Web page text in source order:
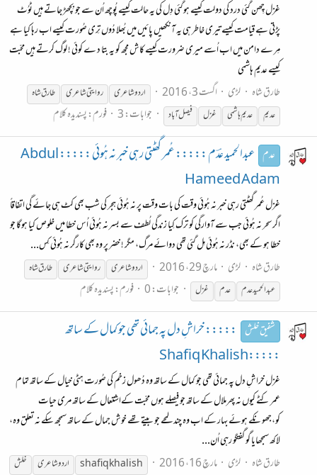
غزل چِھن گئی درد کی دولت کیسے ہوگئی دِل کی یہ حالت کیسے پُوچھ اُن سے جو بِچھڑ جاتے ہیں ٹوُٹ
پڑتی ہے قیامت کیسے تیری خاطر ہی یہ آنکھیں پائیں میں بُھلا دُوں تِری صُورت کیسے اب رہا کیا ہے
مِر ے دامن میں اب اُسے میری ضرورت کیسے کاش مجھ کو یہ بتا د ے کوئی ! لوگ کرتے ہیں محبّت
کیسے عدیم ہاشمی
طارق شاہ
لڑی اگست 3، 2016 اردوشاعری روایتیشاعری
طارق شاہ
عدیم
عدیم ہاشمی غزل فیصل آباد جوابات: 3 فورم:پسندیدہ کلام
عدم
عبدالحمید عدؔم ::::: عُمر گھٹتی رہی خبر نہ ہُوئی ::::: Abdul
Hameed Adam
غزل عُمر گھٹتی رہی خبر نہ ہُوئی وقت کی بات وقت پر نہ ہُوئی ہجر کی شب بھی کٹ ہی جائے گی اتفاقاً
اگر سحر نہ ہُوئی جب سے آوارگی کو ترک کِیا زندگی لُطف سے بسر نہ ہُوئی اُس خطا میں خلوص کیا ہوگا جو
خطا ہو کے بھی، نڈر نہ ہُوئی مِل گئی تھی دوائے مرگ، مگر ! خضر پر وہ بھی کارگر نہ ہُوئی کِس...
طارق شاہ
لڑی مارچ 29، 2016 اردوشاعری روایتیشاعری
طارق شاہ
عبدالحمید عدم
عدم غزل جوابات: 0 فورم:پسندیدہ کلام
شفیق خلش ::::: خراشِ دل پہ جمائی تھی جو کمال کے ساتھ
:::::Shafiq Khalish
غزل خراشِ دل پہ جمائی تھی جو کمال کے ساتھ وہ دُھول زخم کی صُورت ہٹی خیال کے ساتھ تمام
عمر کٹے کیوں نہ پھرملال کے ساتھ جو فیصلے ہوں محبّت کےاشتعال کے ساتھ مری حیات
کو،جھونکے ہوئے بہار کے اب وہ چند لمحے جو بیتے تھے خوش جمال کے ساتھ سمجھ سکے نہ تعلق وہ،
لاکھ سمجھایا گو گفتگو رہی اُن...
طارق شاہ
لڑی مارچ 16، 2016 shafiq khalish اردوشاعری
خلش